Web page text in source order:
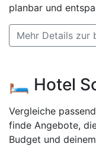
planbar und
Mehr Details zur
🛏️ Hotel
Vergleiche
finde Angebote,
Budget und